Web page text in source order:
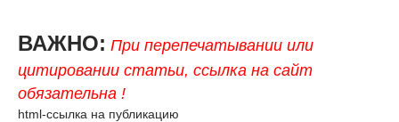
ВАЖНО: При перепечатывании или
цитировании статьи, ссылка на сайт
обязательна !
html-ссылка на публикацию